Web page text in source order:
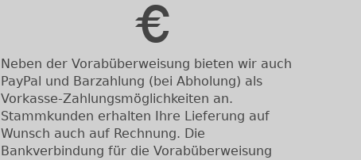
Neben der Vorabüberweisung bieten wir auch
PayPal und Barzahlung (bei Abholung) als
Vorkasse-Zahlungsmöglichkeiten an.
Stammkunden erhalten Ihre Lieferung auf
Wunsch auch auf Rechnung. Die
Bankverbindung für die Vorabüberweisung